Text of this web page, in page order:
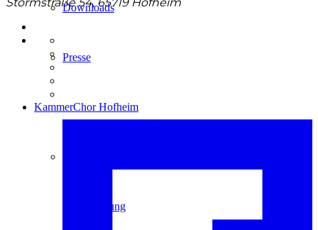
Downloads
Presse
KammerChor Hofheim
Leitung
Stormstraße 54, 65719 Hofheim